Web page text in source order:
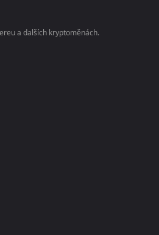
a dalších kryptoměnách.